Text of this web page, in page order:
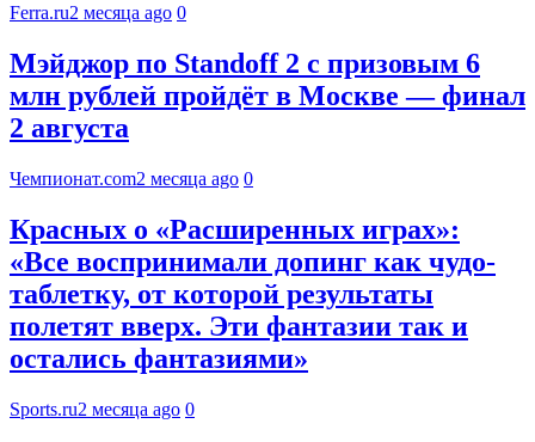
Ferra.ru2 месяца ago 0
Мэйджор по Standoff 2 с призовым 6
млн рублей пройдёт в Москве — финал
2 августа
Чемпионат.com2 месяца ago 0
Красных о «Расширенных играх»:
«Все воспринимали допинг как чудо-
таблетку, от которой результаты
полетят вверх. Эти фантазии так и
остались фантазиями»
Sports.ru2 месяца ago 0